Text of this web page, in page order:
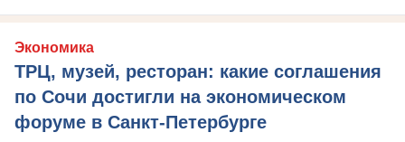
Экономика
ТРЦ, музей, ресторан: какие соглашения
по Сочи достигли на экономическом
форуме в Санкт-Петербурге